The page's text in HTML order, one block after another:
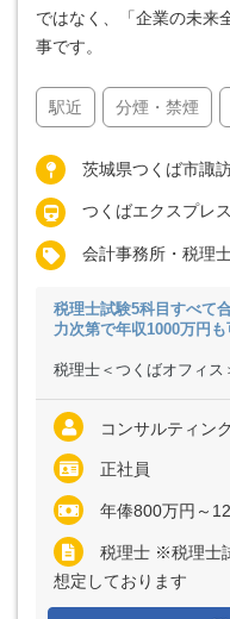
ではなく、「企業の未来
事です。
駅近 分煙・禁煙
茨城県つくば市諏
つくばエクスプレ
会計事務所・税理
税理士試験5科目すべて
力次第で年収1000万円
税理士＜つくばオフィス
コンサルティン
正社員
年俸800万円～1200万円（12分割） ※経験・能力など考
税理士 ※税理士
想定しております